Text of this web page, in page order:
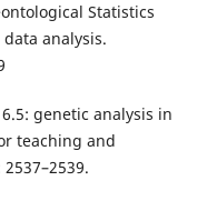
Statistics
analysis.
6.5: genetic analysis in
teaching and